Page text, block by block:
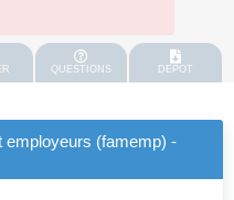
QUESTIONS DEPOT
employeurs (famemp) -